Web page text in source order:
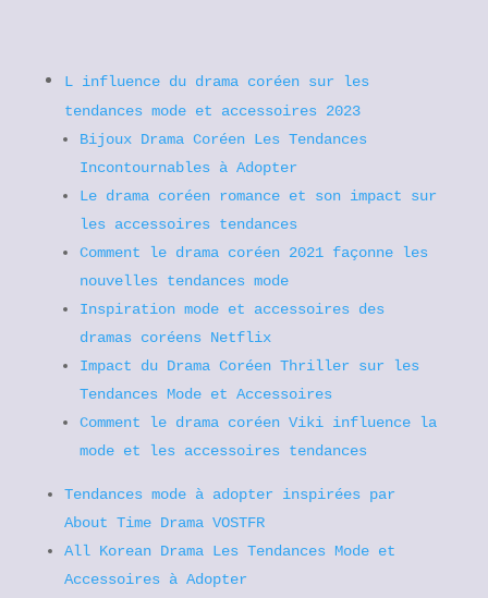
L influence du drama coréen sur les
tendances mode et accessoires 2023
Bijoux Drama Coréen Les Tendances
Incontournables à Adopter
Le drama coréen romance et son impact sur
les accessoires tendances
Comment le drama coréen 2021 façonne les
nouvelles tendances mode
Inspiration mode et accessoires des
dramas coréens Netflix
Impact du Drama Coréen Thriller sur les
Tendances Mode et Accessoires
Comment le drama coréen Viki influence la
mode et les accessoires tendances
Tendances mode à adopter inspirées par
About Time Drama VOSTFR
All Korean Drama Les Tendances Mode et
Accessoires à Adopter